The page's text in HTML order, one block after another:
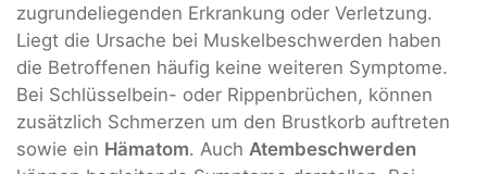
zugrundeliegenden Erkrankung oder Verletzung.
Liegt die Ursache bei Muskelbeschwerden haben
die Betroffenen häufig keine weiteren Symptome.
Bei Schlüsselbein- oder Rippenbrüchen, können
zusätzlich Schmerzen um den Brustkorb auftreten
sowie ein Hämatom. Auch Atembeschwerden